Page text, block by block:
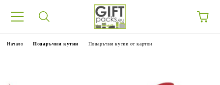
Начало Подаръчни кутии Подаръчни кутии от картон